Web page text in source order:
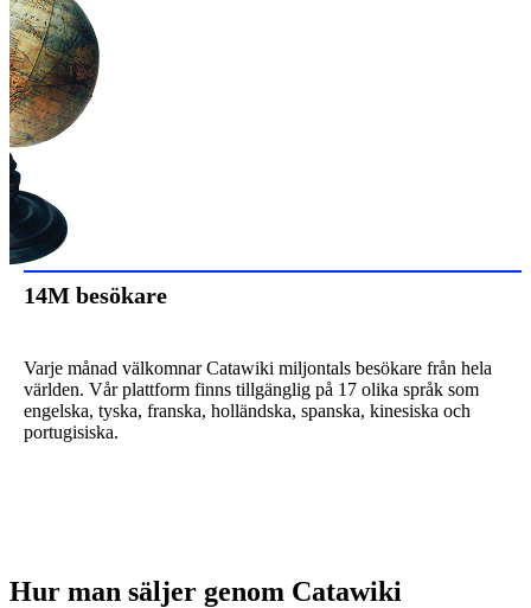
14M besökare
Varje månad välkomnar Catawiki miljontals besökare från hela
världen. Vår plattform finns tillgänglig på 17 olika språk som
engelska, tyska, franska, holländska, spanska, kinesiska och
portugisiska.
Hur man säljer genom Catawiki